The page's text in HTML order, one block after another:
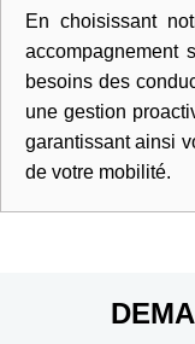
En choisissant
accompagnement
besoins des
une gestion
garantissant ainsi
de votre mobilité.